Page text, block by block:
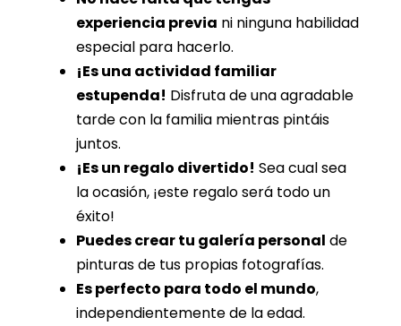
experiencia previa ni ninguna habilidad
especial para hacerlo.
¡Es una actividad familiar
estupenda! Disfruta de una agradable
tarde con la familia mientras pintáis
juntos.
¡Es un regalo divertido! Sea cual sea
la ocasión, ¡este regalo será todo un
éxito!
Puedes crear tu galería personal de
pinturas de tus propias fotografías.
Es perfecto para todo el mundo,
independientemente de la edad.